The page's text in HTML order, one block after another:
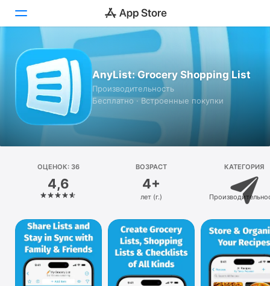
Сегодня
Игры
Приложения
Платформа
iPhone
iPad
Mac
Watch
TV
AnyList: Grocery Shopping List
Производительность
Бесплатно · Встроенные покупки
ОЦЕНОК: 36
4,6
ВОЗРАСТ
4+
лет (г.)
КАТЕГОРИЯ